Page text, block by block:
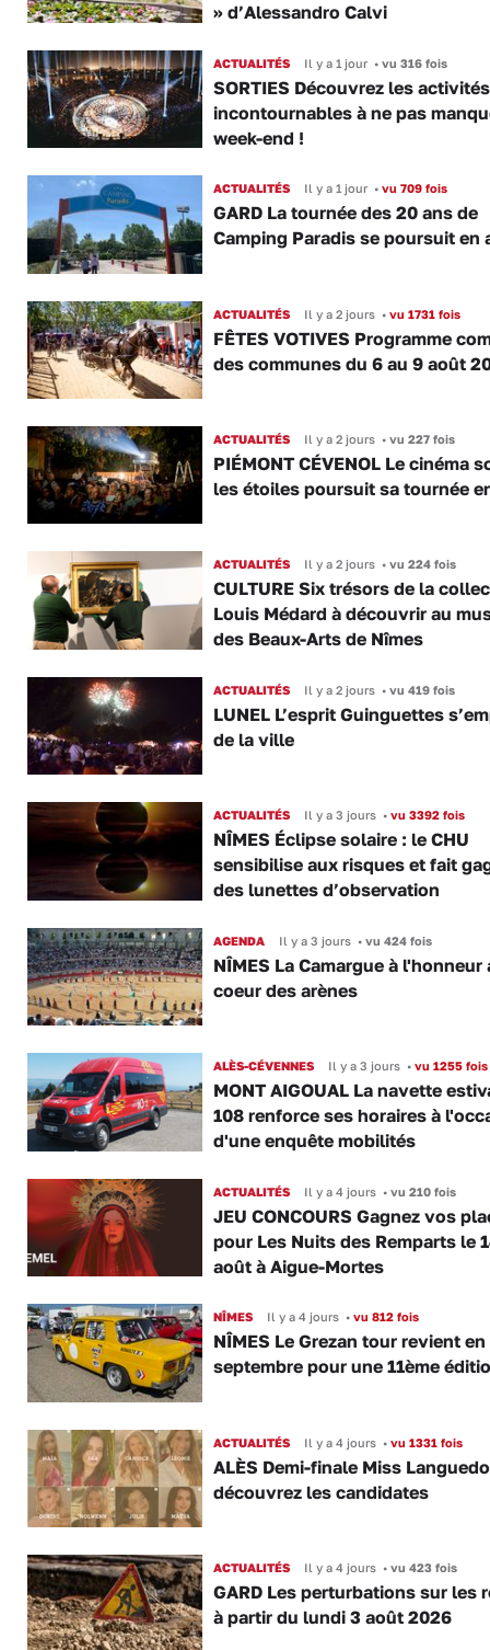
» d’Alessandro Calvi
ACTUALITÉS Il y a 1 jour •vu 316 fois
SORTIES Découvrez les activités
incontournables à ne pas
week-end !
ACTUALITÉS Il y a 1 jour •vu 709 fois
GARD La tournée des 20 ans de
Camping Paradis se poursuit en
ACTUALITÉS Il y a 2 jours •vu 1731 fois
FÊTES VOTIVES Programme
des communes du 6 au 9 août
ACTUALITÉS Il y a 2 jours •vu 227 fois
PIÉMONT CÉVENOL Le cinéma
les étoiles poursuit sa tournée
ACTUALITÉS Il y a 2 jours •vu 224 fois
CULTURE Six trésors de la
Louis Médard à découvrir au
des Beaux-Arts de Nîmes
ACTUALITÉS Il y a 2 jours •vu 419 fois
LUNEL L’esprit Guinguettes
de la ville
ACTUALITÉS Il y a 3 jours •vu 3392 fois
NÎMES Éclipse solaire : le CHU
sensibilise aux risques et fait
des lunettes d’observation
AGENDA Il y a 3 jours •vu 424 fois
NÎMES La Camargue à l'honneur
coeur des arènes
ALÈS-CÉVENNES Il y a 3 jours •vu 1255 fois
MONT AIGOUAL La navette
108 renforce ses horaires à
d'une enquête mobilités
ACTUALITÉS Il y a 4 jours •vu 210 fois
JEU CONCOURS Gagnez vos
pour Les Nuits des Remparts le
août à Aigue-Mortes
NÎMES Il y a 4 jours •vu 812 fois
NÎMES Le Grezan tour revient en
septembre pour une 11ème
ACTUALITÉS Il y a 4 jours •vu 1331 fois
ALÈS Demi-finale Miss
découvrez les candidates
ACTUALITÉS Il y a 4 jours •vu 423 fois
GARD Les perturbations sur les
à partir du lundi 3 août 2026